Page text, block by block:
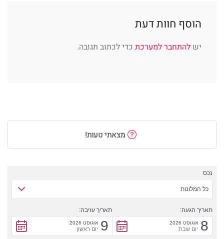
הוסף חוות דעת
יש להתחבר למערכת כדי לכתוב תגובה.
מצאתי טעות!
נכס
כל המלונות
תאריך הגעה:
8 אוגוסט 2026
יום שבת
תאריך עזיבה:
9 אוגוסט 2026
יום ראשון